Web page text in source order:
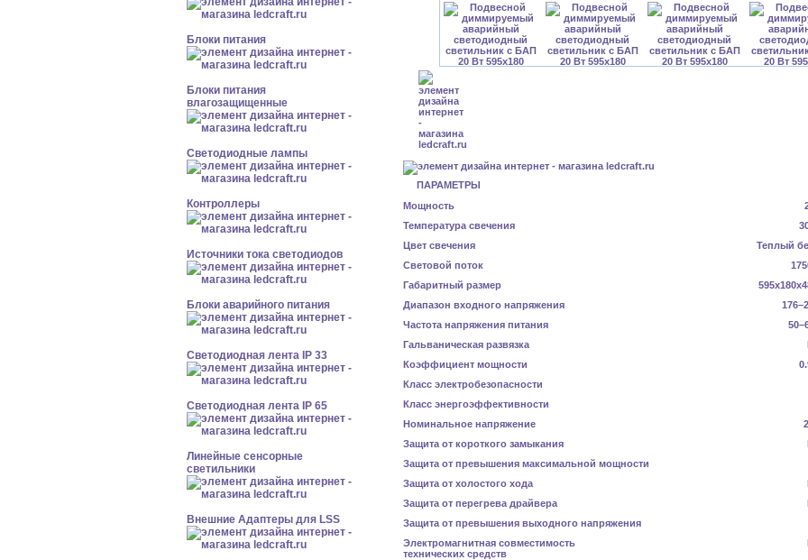
Блоки питания
Блоки питания
влагозащищенные
Светодиодные лампы
Контроллеры
Источники тока светодиодов
Блоки аварийного питания
Светодиодная лента IP 33
Светодиодная лента IP 65
Линейные сенсорные
светильники
Внешние Адаптеры для LSS
ПАРАМЕТРЫ
Мощность
Температура свечения
Цвет свечения
Теплый
Световой поток
Габаритный размер
Диапазон входного напряжения
Частота напряжения питания
Гальваническая развязка
Коэффициент мощности
Класс электробезопасности
Класс энергоэффективности
Номинальное напряжение
Защита от короткого замыкания
Защита от превышения максимальной мощности
Защита от холостого хода
Защита от перегрева драйвера
Защита от превышения выходного напряжения
Электромагнитная совместимость
технических средств